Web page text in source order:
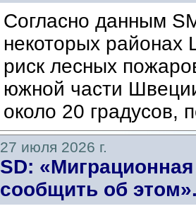
Согласно данным
некоторых районах
риск лесных
южной части
около 20 градусов,
27 июля 2026 г.
SD:
сообщить об